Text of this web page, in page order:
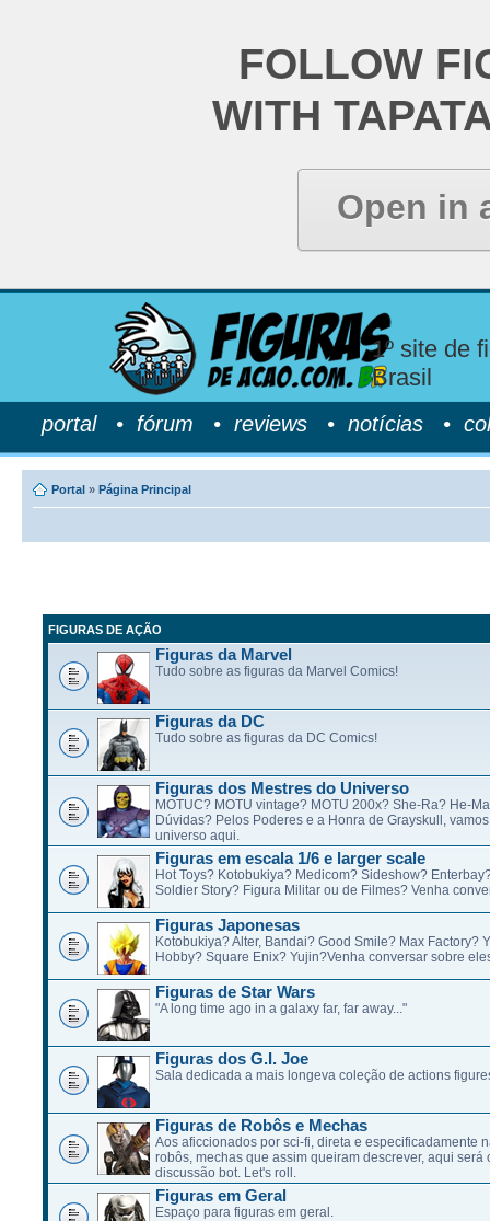
FOLLOW
WITH
Open in
1º site de
Brasil
portal• fórum • reviews • notícias •
Portal » Página Principal
FIGURAS DE AÇÃO
Figuras da Marvel
Tudo sobre as figuras da Marvel Comics!
Figuras da DC
Tudo sobre as figuras da DC Comics!
Figuras dos Mestres do Universo
MOTUC? MOTU vintage? MOTU 200x? She-Ra? He-
Dúvidas? Pelos Poderes e a Honra de Grayskull,
universo aqui.
Figuras em escala 1/6 e larger scale
Hot Toys? Kotobukiya? Medicom? Sideshow?
Soldier Story? Figura Militar ou de Filmes? Venha
Figuras Japonesas
Kotobukiya? Alter, Bandai? Good Smile? Max Factory?
Hobby? Square Enix? Yujin?Venha conversar sobre
Figuras de Star Wars
"A long time ago in a galaxy far, far away..."
Figuras dos G.I. Joe
Sala dedicada a mais longeva coleção de actions
Figuras de Robôs e Mechas
Aos aficcionados por sci-fi, direta e especificadamente
robôs, mechas que assim queiram descrever, aqui será
discussão bot. Let's roll.
Figuras em Geral
Espaço para figuras em geral.